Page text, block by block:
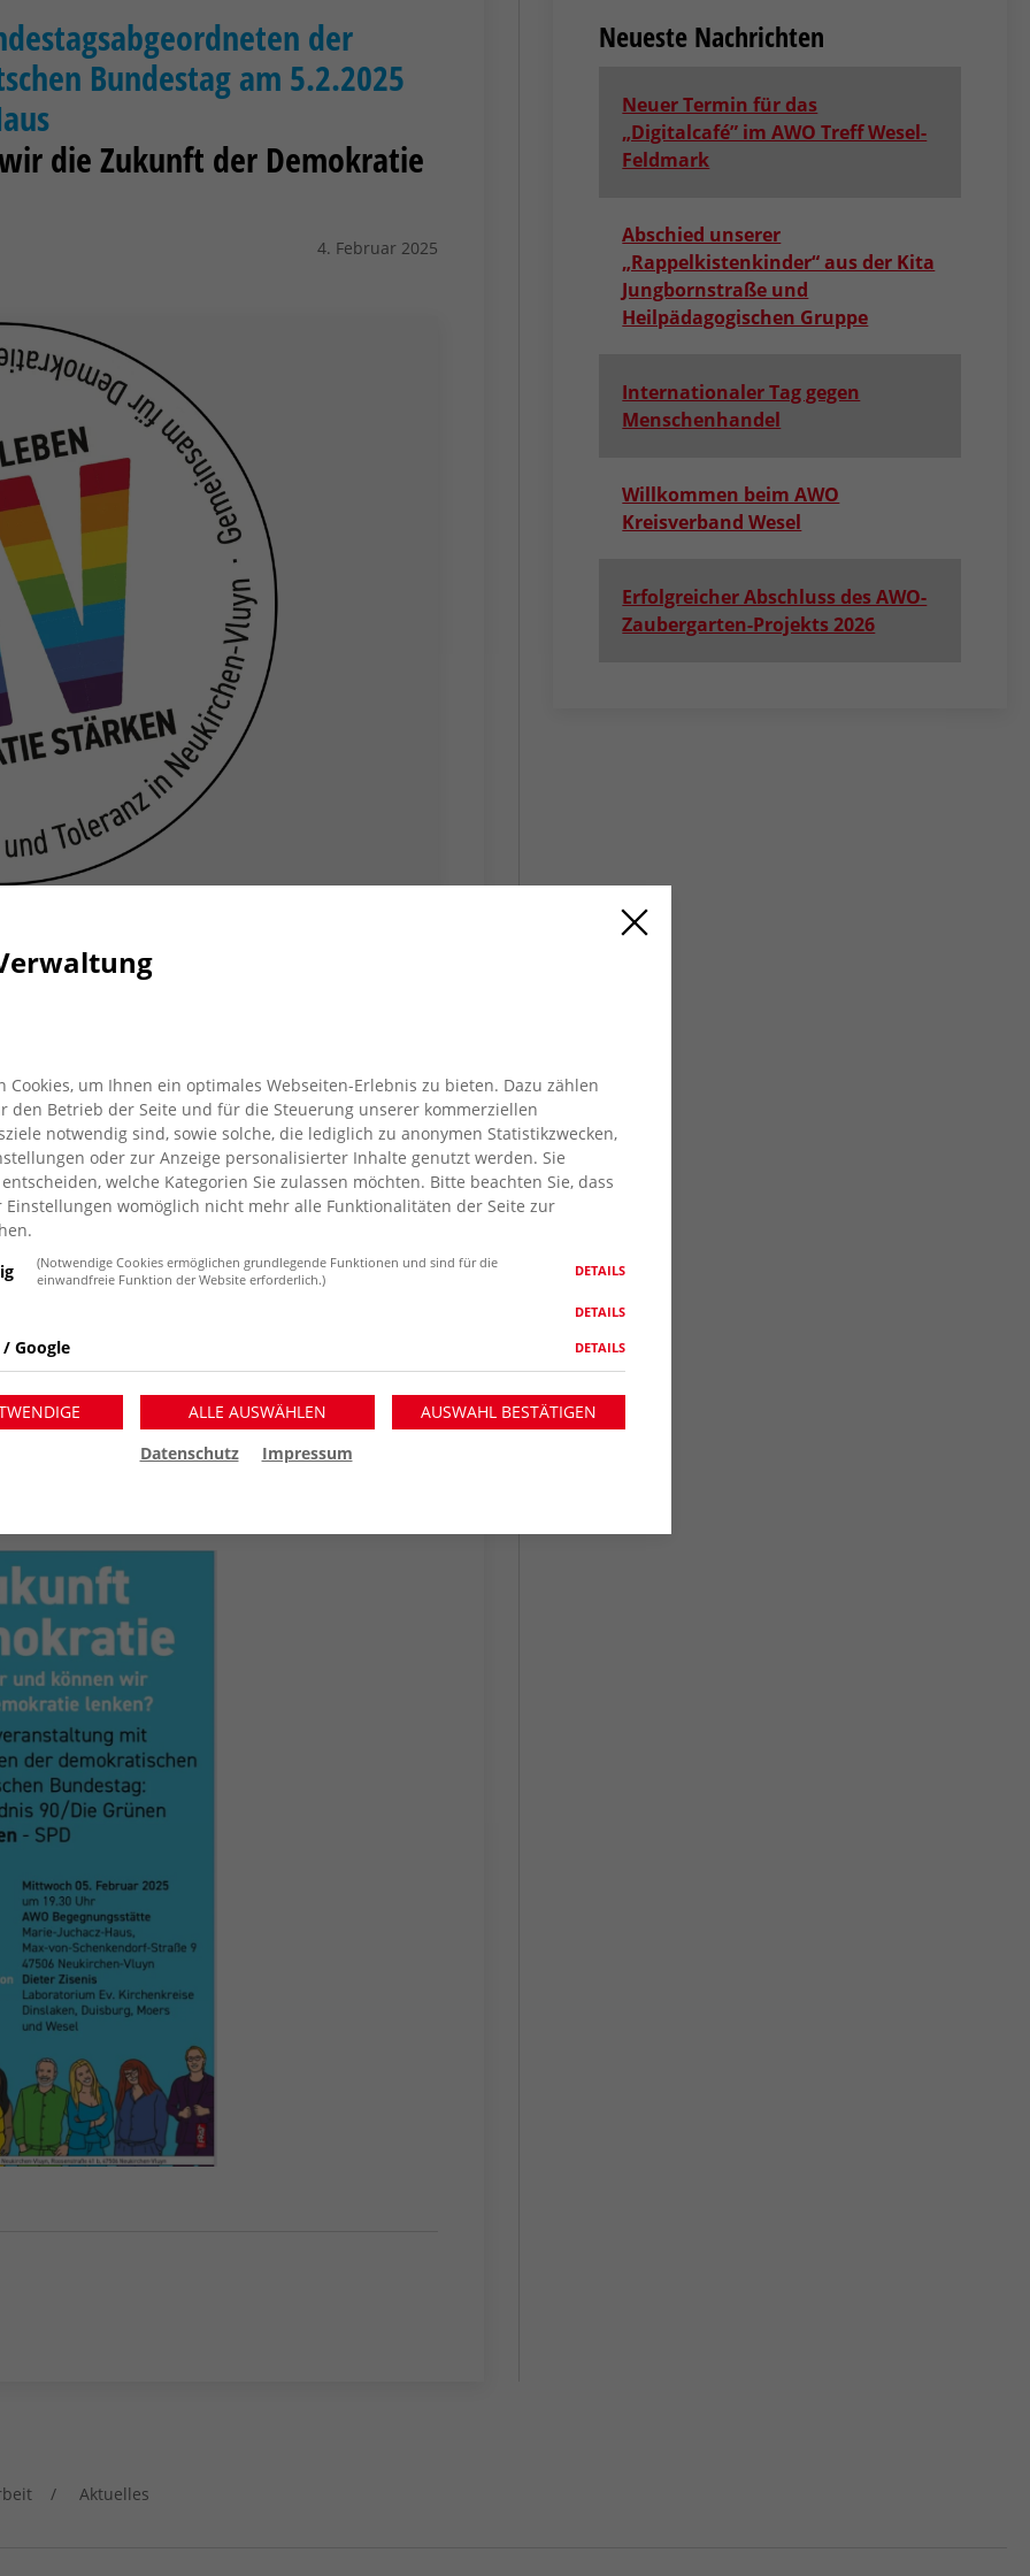
der
Bundestag am 5.2.2025
die Zukunft der Demokratie
4. Februar 2025
Toleranz in Neukirchen-Vluyn“
und Toleranz in
um 19.30 Uhr zu einem
in die AWO-
Haus, Max-von-Schenkendorf-
ein.
Politik rechtsextremer Parteien demonstriert
Demokratie bekannt. Auch in
von ihrer parteipolitischen
eine freiheitliche Demokratie einzusetzen.
der demokratischen Parteien nicht um
ihrer Sicht die demokratischen Institutionen
zukunftsfähig bleiben können.
Gründen nicht an der Veranstaltung
Ulle Schauws – Bündnis 90/Die Grünen MdB
- Ev. Kirchenkreise Dinslaken, Duisburg,
ist ab 19 Uhr.
Neueste Nachrichten
Neuer Termin für das
„Digitalcafé” im AWO Treff Wesel-
Feldmark
Abschied unserer
„Rappelkistenkinder“ aus der Kita
Jungbornstraße und
Heilpädagogischen Gruppe
Internationaler Tag gegen
Menschenhandel
Willkommen beim AWO
Kreisverband Wesel
Erfolgreicher Abschluss des AWO-
Zaubergarten-Projekts 2026
Aktuelles
Cookies, um Ihnen ein optimales Webseiten-Erlebnis zu bieten. Dazu zählen
den Betrieb der Seite und für die Steuerung unserer kommerziellen
notwendig sind, sowie solche, die lediglich zu anonymen Statistikzwecken,
oder zur Anzeige personalisierter Inhalte genutzt werden. Sie
welche Kategorien Sie zulassen möchten. Bitte beachten Sie, dass
Einstellungen womöglich nicht mehr alle Funktionalitäten der Seite zur
(Notwendige Cookies ermöglichen grundlegende Funktionen und sind für die
einwandfreie Funktion der Website erforderlich.)
DETAILS
DETAILS
Google DETAILS
ALLE AUSWÄHLEN
AUSWAHL BESTÄTIGEN
Datenschutz
Impressum